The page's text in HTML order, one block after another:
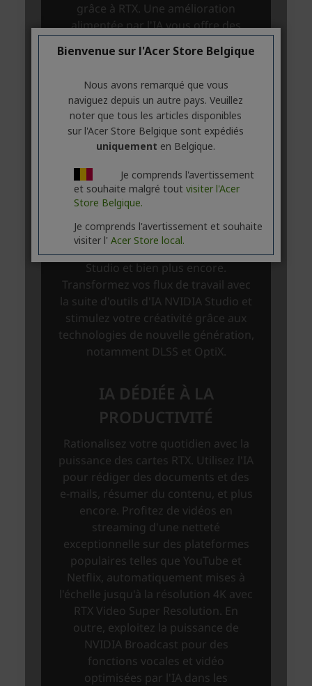
Bienvenue sur l'Acer Store Belgique
Nous avons remarqué que vous
naviguez depuis un autre pays. Veuillez
noter que tous les articles disponibles
sur l'Acer Store Belgique sont expédiés
uniquement en Belgique.
Je comprends l'avertissement
et souhaite malgré tout visiter l'Acer
Store Belgique.
Je comprends l'avertissement et souhaite
visiter l' Acer Store local.